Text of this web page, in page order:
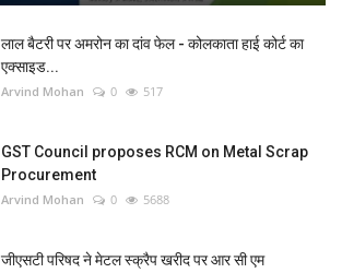
लाल बैटरी पर अमरोन का दांव फेल - कोलकाता हाई कोर्ट का
एक्साइड...
Arvind Mohan 0 517
GST Council proposes RCM on Metal Scrap
Procurement
Arvind Mohan 0 5688
जीएसटी परिषद ने मेटल स्क्रैप खरीद पर आर सी एम